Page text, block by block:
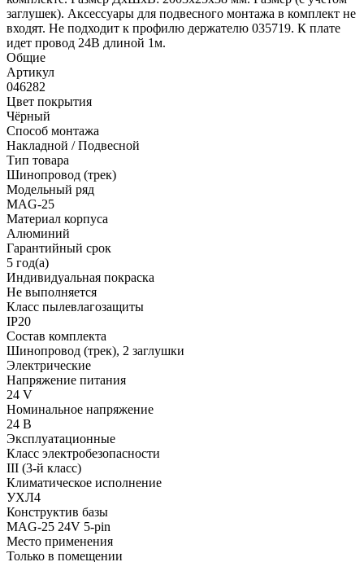
заглушек). Аксессуары для подвесного монтажа в комплект не
входят. Не подходит к профилю держателю 035719. К плате
идет провод 24В длиной 1м.
Общие
Артикул
046282
Цвет покрытия
Чёрный
Способ монтажа
Накладной / Подвесной
Тип товара
Шинопровод (трек)
Модельный ряд
MAG-25
Материал корпуса
Алюминий
Гарантийный срок
5 год(а)
Индивидуальная покраска
Не выполняется
Класс пылевлагозащиты
IP20
Состав комплекта
Шинопровод (трек), 2 заглушки
Электрические
Напряжение питания
24 V
Номинальное напряжение
24 В
Эксплуатационные
Класс электробезопасности
III (3-й класс)
Климатическое исполнение
УХЛ4
Конструктив базы
MAG-25 24V 5-pin
Место применения
Только в помещении